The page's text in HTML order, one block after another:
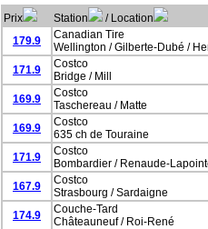
Prix Station / Location
179.9
Canadian Tire
Wellington / Gilberte-Dubé /
171.9
Costco
Bridge / Mill
169.9
Costco
Taschereau / Matte
169.9
Costco
635 ch de Touraine
171.9
Costco
Bombardier / Renaude-
167.9
Costco
Strasbourg / Sardaigne
174.9
Couche-Tard
Châteauneuf / Roi-René